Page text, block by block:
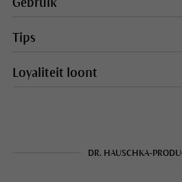
Gebruik
Tips
Loyaliteit loont
DR. HAUSCHKA-